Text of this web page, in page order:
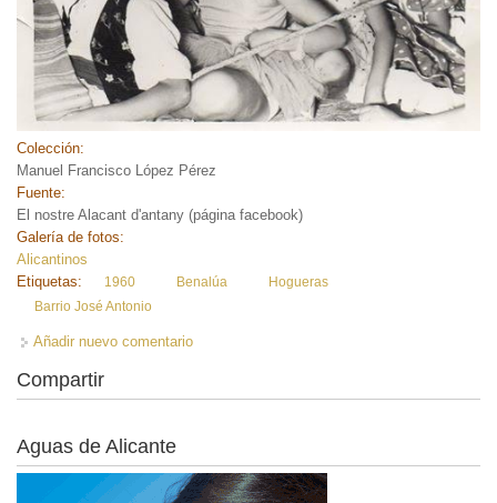
Colección:
Manuel Francisco López Pérez
Fuente:
El nostre Alacant d'antany (página facebook)
Galería de fotos:
Alicantinos
Etiquetas:
1960 Benalúa
Hogueras
Barrio José Antonio
Añadir nuevo comentario
Compartir
Aguas de Alicante